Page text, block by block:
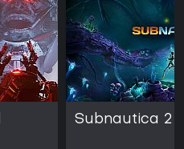
Subnautica 2